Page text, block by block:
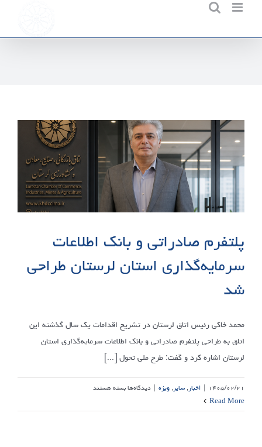
content
پلتفرم صادراتی و بانک اطلاعات
سرمایه‌گذاری استان لرستان طراحی
شد
محمد خاکی رئیس اتاق لرستان در تشریح اقدامات یک سال گذشته این
اتاق به طراحی پلتفرم صادراتی و بانک اطلاعات سرمایه‌گذاری استان
لرستان اشاره کرد و گفت: طرح ملی تحول [...]
۱۴۰۵/۰۲/۲۱ | اخبار,سایر,ویژه | دیدگاه‌هابرای
صادراتی
بسته هستند
Read More